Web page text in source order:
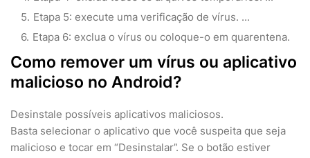
Etapa 5: execute uma verificação de vírus. ...
Etapa 6: exclua o vírus ou coloque-o em quarentena.
Como remover um vírus ou aplicativo
malicioso no Android?
Desinstale possíveis aplicativos maliciosos.
Basta selecionar o aplicativo que você suspeita que seja
malicioso e tocar em “Desinstalar”. Se o botão estiver